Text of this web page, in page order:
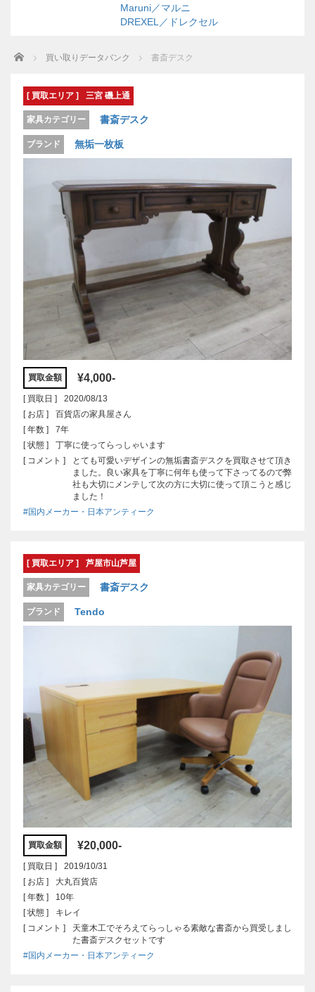
Maruni／マルニ
DREXEL／ドレクセル
Home 買い取りデータバンク 書斎デスク
[ 買取エリア ] 三宮 磯上通
家具カテゴリー 書斎デスク
ブランド 無垢一枚板
買取金額 ¥4,000-
[ 買取日 ]
2020/08/13
[ お店 ]
百貨店の家具屋さん
[ 年数 ]
7年
[ 状態 ]
丁寧に使ってらっしゃいます
[ コメント ]
とても可愛いデザインの無垢書斎デスクを買取させて頂き
ました。良い家具を丁寧に何年も使って下さってるので弊
社も大切にメンテして次の方に大切に使って頂こうと感じ
ました！
#国内メーカー・日本アンティーク
[ 買取エリア ] 芦屋市山芦屋
家具カテゴリー 書斎デスク
ブランド Tendo
買取金額 ¥20,000-
[ 買取日 ]
2019/10/31
[ お店 ]
大丸百貨店
[ 年数 ]
10年
[ 状態 ]
キレイ
[ コメント ]
天童木工でそろえてらっしゃる素敵な書斎から買受しまし
た書斎デスクセットです
#国内メーカー・日本アンティーク